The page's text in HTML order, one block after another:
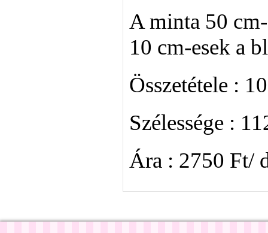
A minta 50
10 cm-esek a
Összetétele :
Szélessége :
Ára : 2750 Ft/